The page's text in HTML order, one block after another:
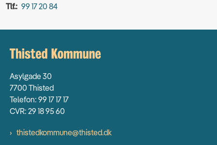
Tlf.: 99 17 20 84
Asylgade 30
7700 Thisted
Telefon: 99 17 17 17
CVR: 29 18 95 60
thistedkommune@thisted.dk